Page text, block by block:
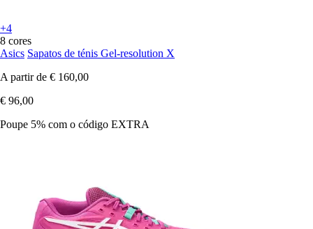
+4
8 cores
Asics Sapatos de ténis Gel-resolution X
A partir de € 160,00
€ 96,00
Poupe 5% com o código EXTRA